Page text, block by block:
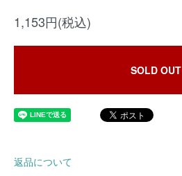
1,153円(税込)
SOLD OUT
返品について